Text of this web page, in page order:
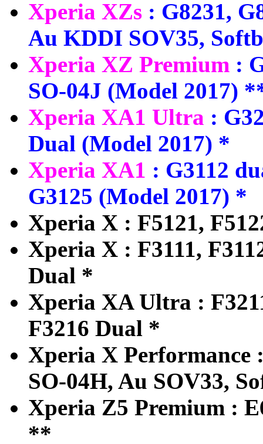
Xperia XZs : G8231,
Au KDDI SOV35,
Xperia XZ Premium :
SO-04J (Model 2017)
Xperia XA1 Ultra :
Dual (Model 2017) *
Xperia XA1 : G3112
G3125 (Model 2017) *
Xperia X : F5121,
Xperia X : F3111,
Dual *
Xperia XA Ultra :
F3216 Dual *
Xperia X Performance
SO-04H, Au SOV33,
Xperia Z5 Premium :
**